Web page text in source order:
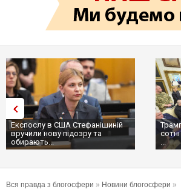
Експослу в США Стефанішиній
вручили нову підозру та
обирають...
...
Вся правда з блогосфери » Новини блогосфери »